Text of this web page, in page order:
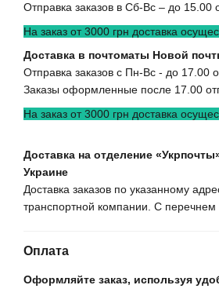
Отправка заказов в Сб-Вс – до 15.00
На заказ от 3000 грн доставка
Доставка в почтоматы Новой
Отправка заказов с Пн-Вс - до 17.00
Заказы оформленные после 17.00
На заказ от 3000 грн доставка
Доставка на отделение
Украине
Доставка заказов по указанному
транспортной компании. С перечнем
Оплата
Оформляйте заказ, используя